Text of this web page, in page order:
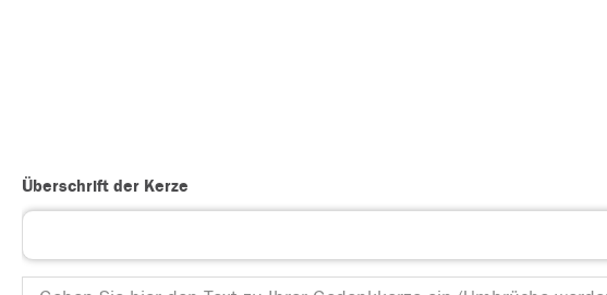
Überschrift der Kerze